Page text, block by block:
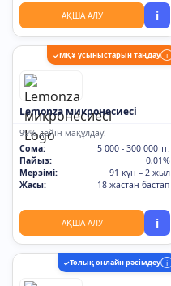
АҚША АЛУ i
✓МҚҰ ұсыныстарын таңдау i
Lemonza микронесиесі
99% дейін мақұлдау!
Сома:
5 000 - 300 000 тг.
Пайыз:
0,01%
Мерзімі:
91 күн – 2 жыл
Жасы:
18 жастан бастап
АҚША АЛУ i
✓Толық онлайн рәсімдеу i